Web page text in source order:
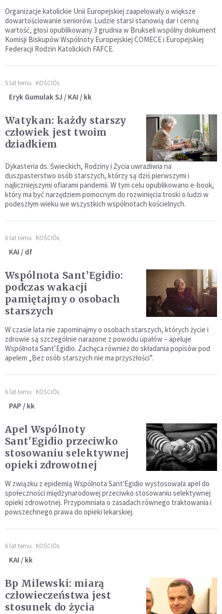
Organizacje katolickie Unii Europejskiej zaapelowały o większe
dowartościowanie seniorów. Ludzie starsi stanowią dar i cenną
wartość, głosi opublikowany 3 grudnia w Brukseli wspólny dokument
Komisji Biskupów Wspólnoty Europejskiej COMECE i Europejskiej
Federacji Rodzin Katolickich FAFCE.
5 lat temu KOŚCIÓŁ
Eryk Gumulak SJ / KAI / kk
Watykan: każdy starszy
człowiek jest twoim
dziadkiem
Dykasteria ds. Świeckich, Rodziny i Życia uwrażliwia na
duszpasterstwo osób starszych, którzy są dziś pierwszymi i
najliczniejszymi ofiarami pandemii. W tym celu opublikowano e-book,
który ma być narzędziem pomocnym do rozwinięcia troski o ludzi w
podeszłym wieku we wszystkich wspólnotach kościelnych.
6 lat temu KOŚCIÓŁ
KAI / df
Wspólnota Sant’Egidio:
podczas wakacji
pamiętajmy o osobach
starszych
W czasie lata nie zapominajmy o osobach starszych, których życie i
zdrowie są szczególnie narażone z powodu upałów – apeluje
Wspólnota Sant’Egidio. Zachęca również do składania popisów pod
apelem „Bez osób starszych nie ma przyszłości”.
6 lat temu KOŚCIÓŁ
PAP / kk
Apel Wspólnoty
Sant'Egidio przeciwko
stosowaniu selektywnej
opieki zdrowotnej
W związku z epidemią Wspólnota Sant'Egidio wystosowała apel do
społeczności międzynarodowej przeciwko stosowaniu selektywnej
opieki zdrowotnej. Przypomniała o zasadach równego traktowania i
powszechnego prawa do opieki lekarskiej.
6 lat temu KOŚCIÓŁ
KAI / kk
Bp Milewski: miarą
człowieczeństwa jest
stosunek do życia